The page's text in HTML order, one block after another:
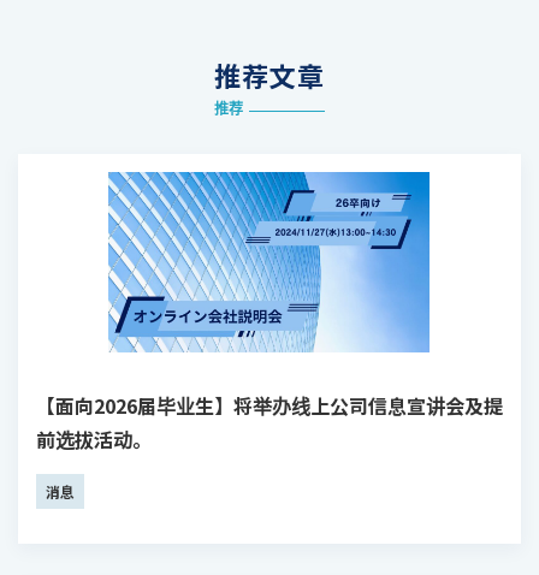
推荐文章
推荐
【面向2026届毕业生】将举办线上公司信息宣讲会及提
前选拔活动。
消息